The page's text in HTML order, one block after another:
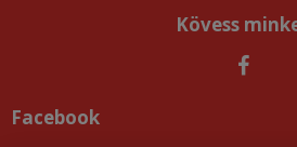
Kövess
Facebook